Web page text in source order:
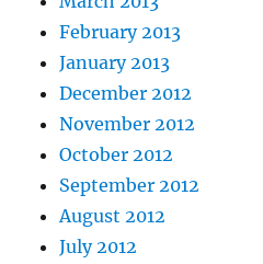
February 2013
January 2013
December 2012
November 2012
October 2012
September 2012
August 2012
July 2012